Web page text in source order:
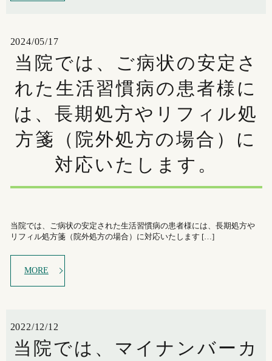
2024/05/17
当院では、ご病状の安定さ
れた生活習慣病の患者様に
は、長期処方やリフィル処
方箋（院外処方の場合）に
対応いたします。
当院では、ご病状の安定された生活習慣病の患者様には、長期処方や
リフィル処方箋（院外処方の場合）に対応いたします […]
MORE
2022/12/12
当院では、マイナンバーカ